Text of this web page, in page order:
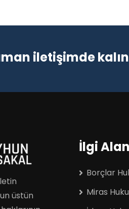
iletişimde kalın
üstün
İlgi
Borçlar
Miras